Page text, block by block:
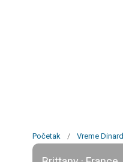
Početak / Vreme Dinard